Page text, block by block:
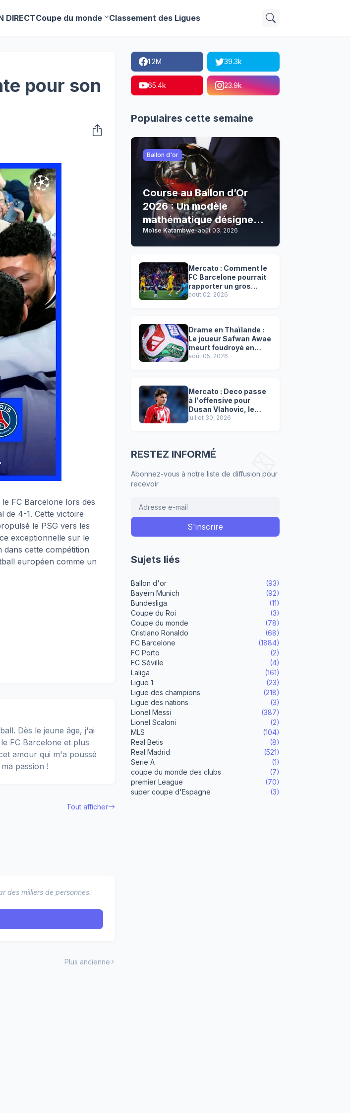
DIRECTCoupe du monde Classement des Ligues
pour son
FC Barcelone lors des
de 4-1. Cette victoire
le PSG vers les
exceptionnelle sur le
cette compétition
européen comme un
Dès le jeune âge, j'ai
FC Barcelone et plus
amour qui m'a poussé
passion !
Tout afficher
des milliers de personnes.
Plus ancienne
1.2M 39.3k
65.4k 23.9k
Populaires cette semaine
Ballon d'or
Course au Ballon d’Or
2026 : Un modèle
mathématique désigne
son grand favori !
Moïse Katambwe-août 03, 2026
Mercato : Comment le
FC Barcelone pourrait
rapporter un gros
chèque inespéré à l’OM
août 02, 2026
Drame en Thaïlande :
Le joueur Safwan Awae
meurt foudroyé en
plein match
août 05, 2026
Mercato : Deco passe
à l'offensive pour
Dusan Vlahovic, le
successeur désigné
juillet 30, 2026
RESTEZ INFORMÉ
Abonnez-vous à notre liste de diffusion pour
recevoir
Sujets liés
Ballon d'or
(93)
Bayern Munich
(92)
Bundesliga
(11)
Coupe du Roi
(3)
Coupe du monde
(78)
Cristiano Ronaldo
(68)
FC Barcelone
(1884)
FC Porto
(2)
FC Séville
(4)
Laliga
(161)
Ligue 1
(23)
Ligue des champions
(218)
Ligue des nations
(3)
Lionel Messi
(387)
Lionel Scaloni
(2)
MLS
(104)
Real Betis
(8)
Real Madrid
(521)
Serie A
(1)
coupe du monde des clubs
(7)
premier League
(70)
super coupe d'Espagne
(3)